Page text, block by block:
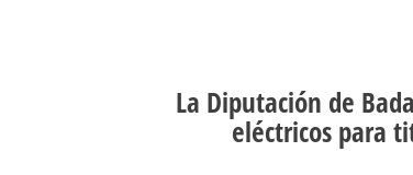
La Diputación de
eléctricos para